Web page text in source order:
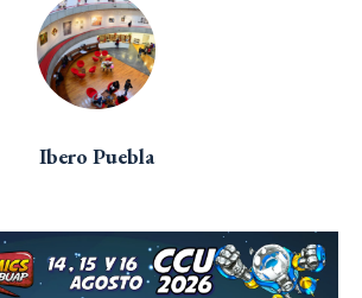
Ibero Puebla